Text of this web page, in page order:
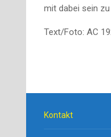
mit dabei sein
Text/Foto: AC
Kontakt